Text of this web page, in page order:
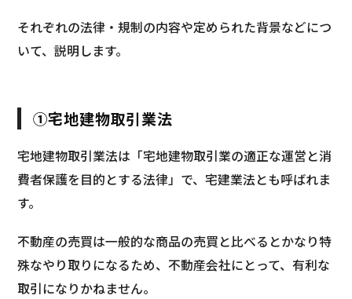
それぞれの法律・規制の内容や定められた背景などにつ
いて、説明します。
①宅地建物取引業法
宅地建物取引業法は「宅地建物取引業の適正な運営と消
費者保護を目的とする法律」で、宅建業法とも呼ばれま
す。
不動産の売買は一般的な商品の売買と比べるとかなり特
殊なやり取りになるため、不動産会社にとって、有利な
取引になりかねません。